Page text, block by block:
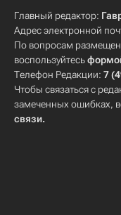
Главный редактор:
Адрес электронной
По вопросам
воспользуйтесь
Телефон Редакции: 7
Чтобы связаться с
замеченных ошибках,
связи.